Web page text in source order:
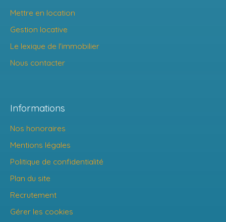
Mettre en location
Gestion locative
Le lexique de l'immobilier
Nous contacter
Informations
Nos honoraires
Mentions légales
Politique de confidentialité
Plan du site
Recrutement
Gérer les cookies